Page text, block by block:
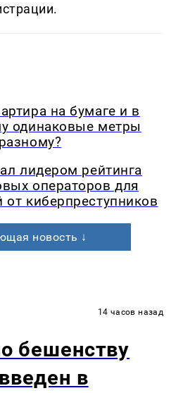
на бумаге и в
одинаковые метры
лидером рейтинга
операторов для
киберпреступников
новость ↓
14 часов назад
бешенству
в